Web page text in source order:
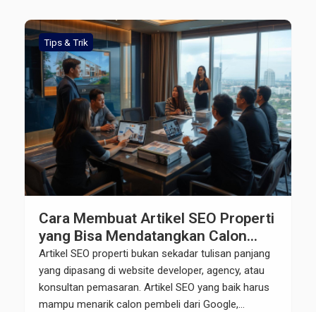
Tips & Trik
Cara Membuat Artikel SEO Properti
yang Bisa Mendatangkan Calon
Buyer
Artikel SEO properti bukan sekadar tulisan panjang
yang dipasang di website developer, agency, atau
konsultan pemasaran. Artikel SEO yang baik harus
mampu menarik calon pembeli dari Google,